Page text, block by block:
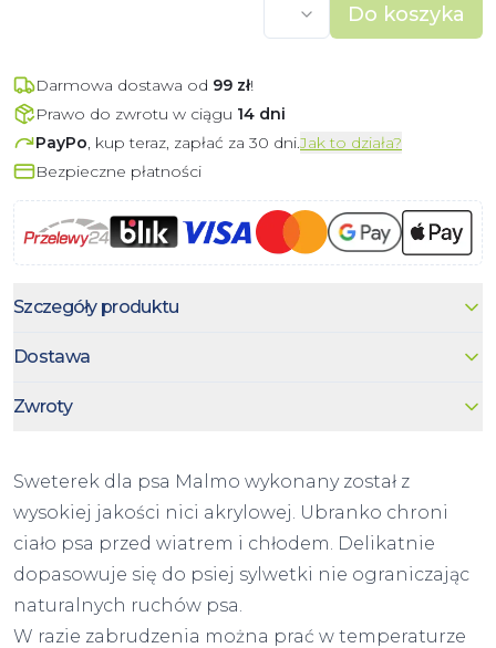
Do koszyka
Darmowa dostawa od 99 zł!
Prawo do zwrotu w ciągu 14 dni
PayPo, kup teraz, zapłać za 30 dni.Jak to działa?
Bezpieczne płatności
Szczegóły produktu
Dostawa
Zwroty
Sweterek dla psa Malmo wykonany został z
wysokiej jakości nici akrylowej. Ubranko chroni
ciało psa przed wiatrem i chłodem. Delikatnie
dopasowuje się do psiej sylwetki nie ograniczając
naturalnych ruchów psa.
W razie zabrudzenia można prać w temperaturze